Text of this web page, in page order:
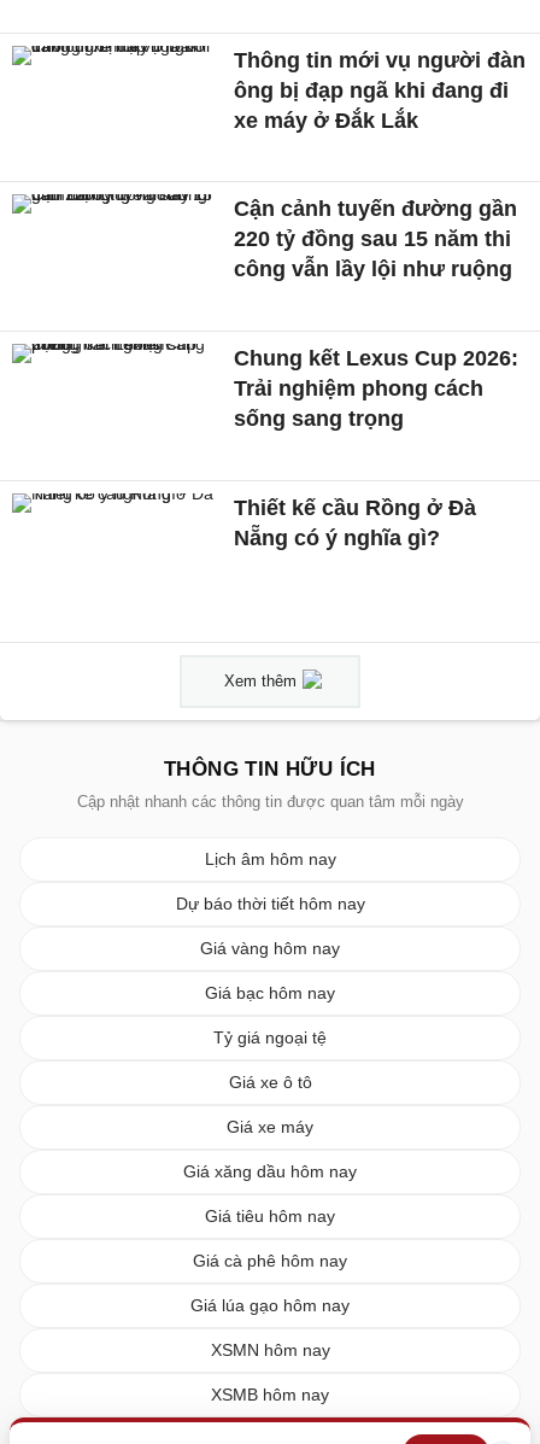
Thông tin mới vụ người đàn
ông bị đạp ngã khi đang đi
xe máy ở Đắk Lắk
Cận cảnh tuyến đường gần
220 tỷ đồng sau 15 năm thi
công vẫn lầy lội như ruộng
Chung kết Lexus Cup 2026:
Trải nghiệm phong cách
sống sang trọng
Thiết kế cầu Rồng ở Đà
Nẵng có ý nghĩa gì?
Xem thêm
THÔNG TIN HỮU ÍCH
Cập nhật nhanh các thông tin được quan tâm mỗi ngày
Lịch âm hôm nay
Dự báo thời tiết hôm nay
Giá vàng hôm nay
Giá bạc hôm nay
Tỷ giá ngoại tệ
Giá xe ô tô
Giá xe máy
Giá xăng dầu hôm nay
Giá tiêu hôm nay
Giá cà phê hôm nay
Giá lúa gạo hôm nay
XSMN hôm nay
XSMB hôm nay